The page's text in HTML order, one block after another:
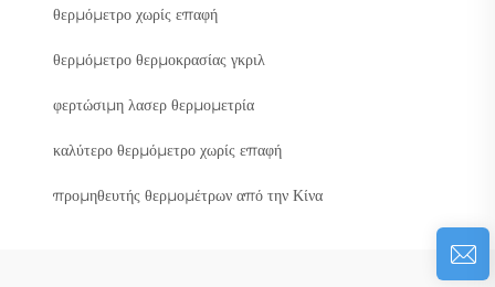
θερμόμετρο χωρίς επαφή
θερμόμετρο θερμοκρασίας γκριλ
φερτώσιμη λασερ θερμομετρία
καλύτερο θερμόμετρο χωρίς επαφή
προμηθευτής θερμομέτρων από την Κίνα